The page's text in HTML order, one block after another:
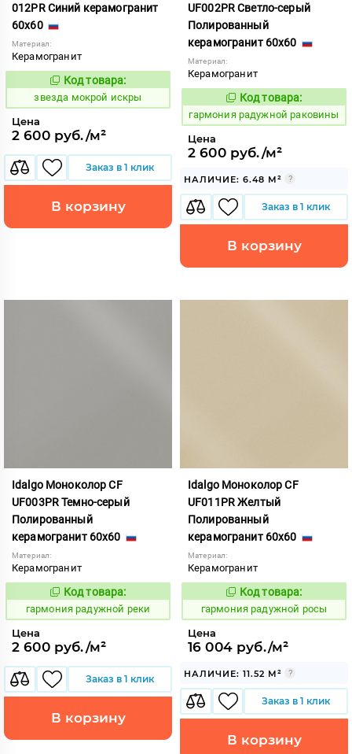
012PR Синий керамогранит
60x60
Материал:
Керамогранит
444784
Код товара:
звезда мокрой искры
Цена
2 600 руб./м²
Заказ в 1 клик
В корзину
UF002PR Светло-серый
Полированный
керамогранит 60x60
Материал:
Керамогранит
275203
Код товара:
гармония радужной раковины
Цена
2 600 руб./м²
НАЛИЧИЕ: 6.48 М²
Заказ в 1 клик
В корзину
Idalgo Моноколор CF
UF003PR Темно-серый
Полированный
керамогранит 60x60
Материал:
Керамогранит
275204
Код товара:
гармония радужной реки
Цена
2 600 руб./м²
Заказ в 1 клик
В корзину
Idalgo Моноколор CF
UF011PR Желтый
Полированный
керамогранит 60x60
Материал:
Керамогранит
275207
Код товара:
гармония радужной росы
Цена
16 004 руб./м²
НАЛИЧИЕ: 11.52 М²
Заказ в 1 клик
В корзину